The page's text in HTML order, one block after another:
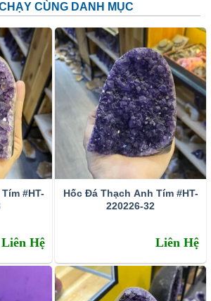
thạch anh tím (amethyst)
tạo hoá học: SiO2.
các dạng của màu tím như trắng phớt
đến tím đậm, tím violet, màu xanh biển
1.544 – 1.553
suốt
CÙNG DANH MỤC
#HT-
Liên Hệ
Hốc Đá Thạch Anh Tím #HT-
220226-32
Liên Hệ